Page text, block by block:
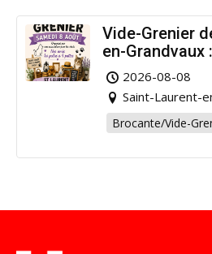
Vide-Grenier
en-Grandvaux
pour la bonne
2026-08-08
Saint-Laurent-
Brocante/Vide-